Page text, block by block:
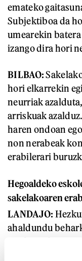
emateko
Subjektiboa da
umearekin
izango dira hori
BILBAO:
hori elkarrekin
neurriak
arriskuak
haren ondoan
non nerabeak
erabilerari
Hegoaldeko
sakelakoaren
LANDAJO:
ahaldundu
berriak albo